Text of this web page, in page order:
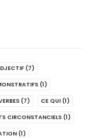
(7)
(1)
(7) CE QUI (1)
CIRCONSTANCIELS (1)
(1)